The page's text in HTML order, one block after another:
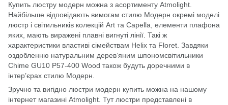
Купить люстру модерн можна з асортименту Atmolight.
Найбільше відповідають вимогам стилю Модерн окремі моделі
люстр і світильників колекцій Art та Capella, елементи плафона
яких, мають виражені плавні вигнуті лінії. Такі ж
характеристики властиві сімействам Helix та Floret. Завдяки
оздобленню натуральним дерев’яним шпономсвітильники
Chime GU10 P57-400 Wood також будуть доречними в
інтер’єрах стилю Модерн.
Зручно та вигідно люстри модерн купить можна на нашому
інтернет магазині Atmolight. Тут люстри представлені в